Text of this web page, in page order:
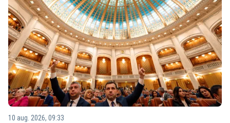
10 aug. 2026, 09:33